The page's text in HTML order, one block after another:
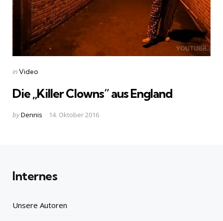
Categories
Posted
inVideo
Die „Killer Clowns“ aus England
Posted
byDennis 14. Oktober 2016
Internes
Unsere Autoren